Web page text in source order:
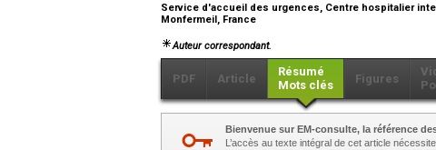
Service d'accueil des urgences, Centre hospitalier
Monfermeil, France
Auteur correspondant.
PDF Article
Résumé
Mots clés
Figures
Bienvenue sur EM-consulte, la référence
L’accès au texte intégral de cet article